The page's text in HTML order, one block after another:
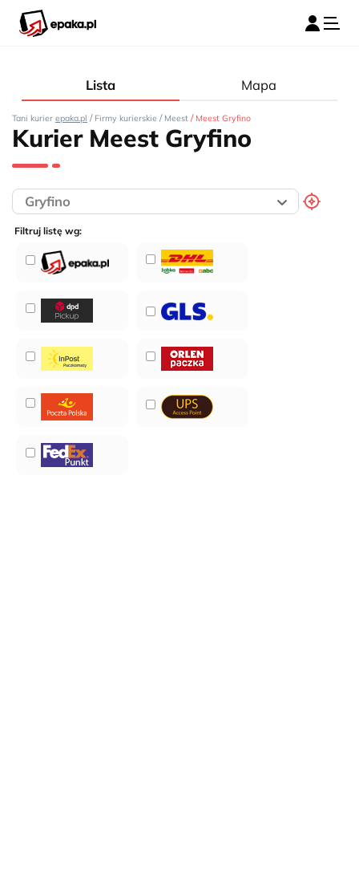
Lista Mapa
Tani kurier epaka.pl / Firmy kurierskie / Meest / Meest Gryfino
Kurier Meest Gryfino
Filtruj listę wg: